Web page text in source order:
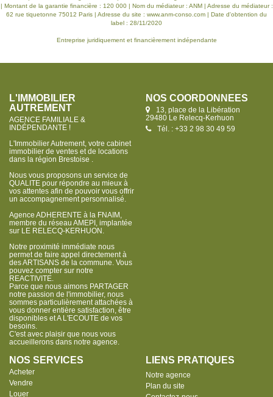
| Montant de la garantie financière : 120 000 | Nom du médiateur : ANM | Adresse du médiateur :
62 rue tiquetonne 75012 Paris | Adresse du site : www.anm-conso.com | Date d'obtention du
label : 28/11/2020
Entreprise juridiquement et financièrement indépendante
L'IMMOBILIER
AUTREMENT
AGENCE FAMILIALE &
INDÉPENDANTE !
L'Immobilier Autrement, votre cabinet
immobilier de ventes et de locations
dans la région Brestoise .
Nous vous proposons un service de
QUALITE pour répondre au mieux à
vos attentes afin de pouvoir vous offrir
un accompagnement personnalisé.
Agence ADHERENTE à la FNAIM,
membre du réseau AMEPI, implantée
sur LE RELECQ-KERHUON.
Notre proximité immédiate nous
permet de faire appel directement à
des ARTISANS de la commune. Vous
pouvez compter sur notre
REACTIVITE.
Parce que nous aimons PARTAGER
notre passion de l'immobilier, nous
sommes particulièrement attachées à
vous donner entière satisfaction, être
disponibles et A L'ECOUTE de vos
besoins.
C'est avec plaisir que nous vous
accueillerons dans notre agence.
NOS COORDONNÉES
13, place de la Libération
29480 Le Relecq-Kerhuon
Tél. : +33 2 98 30 49 59
NOS SERVICES
Acheter
Vendre
Louer
LIENS PRATIQUES
Notre agence
Plan du site